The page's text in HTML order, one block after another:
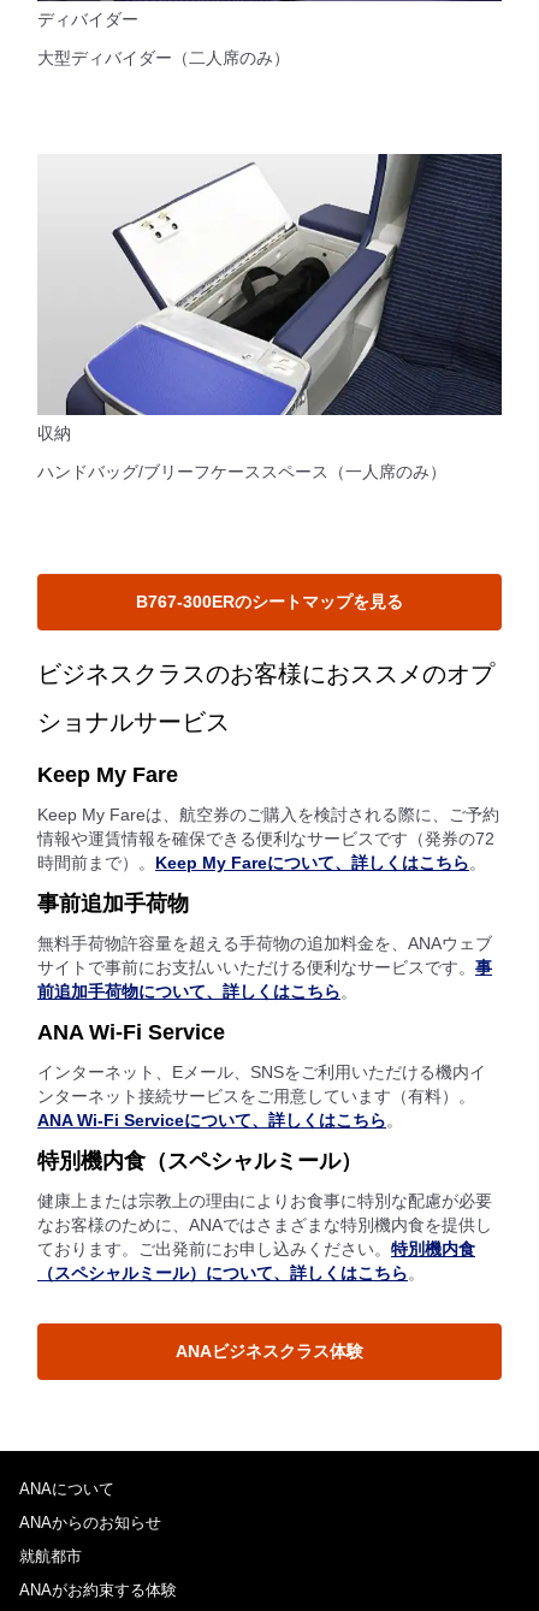
ディバイダー
大型ディバイダー（二人席のみ）
収納
ハンドバッグ/ブリーフケーススペース（一人席のみ）
B767-300ERのシートマップを見る
ビジネスクラスのお客様におススメのオプ
ショナルサービス
Keep My Fare
Keep My Fareは、航空券のご購入を検討される際に、ご予約
情報や運賃情報を確保できる便利なサービスです（発券の72
時間前まで）。 Keep My Fareについて、詳しくはこちら。
事前追加手荷物
無料手荷物許容量を超える手荷物の追加料金を、ANAウェブ
サイトで事前にお支払いいただける便利なサービスです。 事
前追加手荷物について、詳しくはこちら。
ANA Wi-Fi Service
インターネット、Eメール、SNSをご利用いただける機内イ
ンターネット接続サービスをご用意しています（有料）。
ANA Wi-Fi Serviceについて、詳しくはこちら。
特別機内食（スペシャルミール）
健康上または宗教上の理由によりお食事に特別な配慮が必要
なお客様のために、ANAではさまざまな特別機内食を提供し
ております。ご出発前にお申し込みください。 特別機内食
（スペシャルミール）について、詳しくはこちら。
ANAビジネスクラス体験
ANAについて
ANAからのお知らせ
就航都市
ANAがお約束する体験